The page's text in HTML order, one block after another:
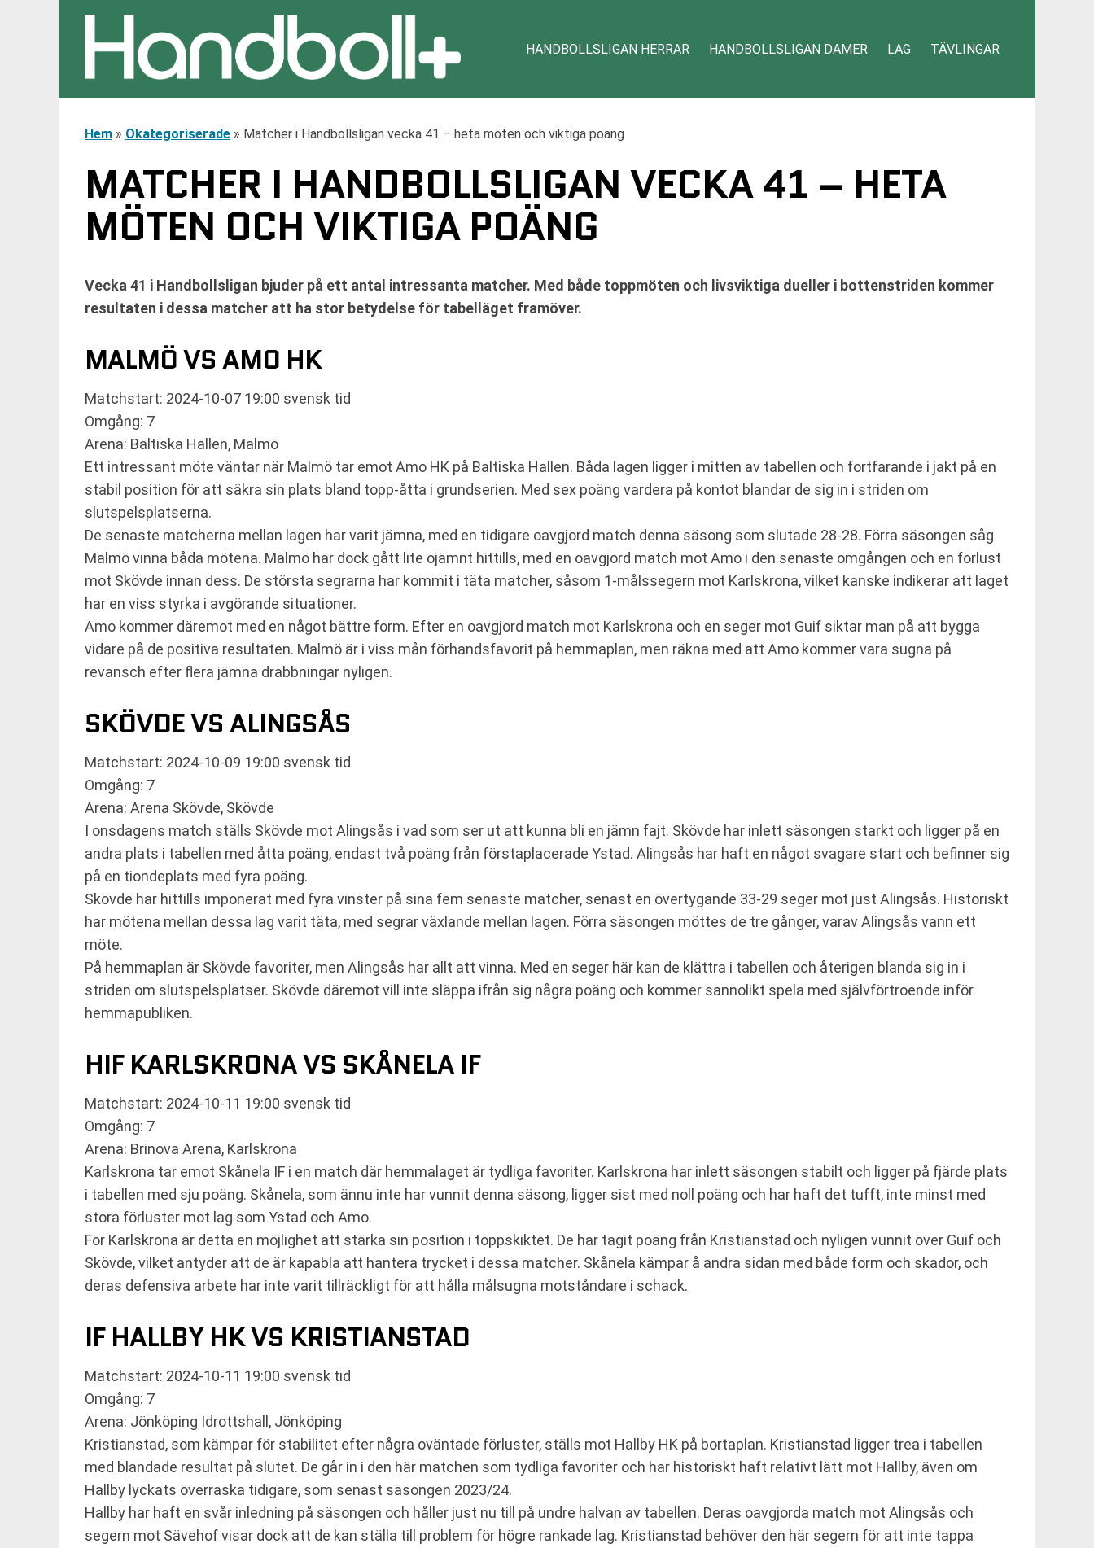
HANDBOLLSLIGAN HERRAR HANDBOLLSLIGAN DAMER LAG TÄVLINGAR
Hem » Okategoriserade » Matcher i Handbollsligan vecka 41 – heta möten och viktiga poäng
MATCHER I HANDBOLLSLIGAN VECKA 41 – HETA
MÖTEN OCH VIKTIGA POÄNG
Vecka 41 i Handbollsligan bjuder på ett antal intressanta matcher. Med både toppmöten och livsviktiga dueller i bottenstriden kommer
resultaten i dessa matcher att ha stor betydelse för tabelläget framöver.
MALMÖ VS AMO HK
Matchstart: 2024-10-07 19:00 svensk tid
Omgång: 7
Arena: Baltiska Hallen, Malmö
Ett intressant möte väntar när Malmö tar emot Amo HK på Baltiska Hallen. Båda lagen ligger i mitten av tabellen och fortfarande i jakt på en
stabil position för att säkra sin plats bland topp-åtta i grundserien. Med sex poäng vardera på kontot blandar de sig in i striden om
slutspelsplatserna.
De senaste matcherna mellan lagen har varit jämna, med en tidigare oavgjord match denna säsong som slutade 28-28. Förra säsongen såg
Malmö vinna båda mötena. Malmö har dock gått lite ojämnt hittills, med en oavgjord match mot Amo i den senaste omgången och en förlust
mot Skövde innan dess. De största segrarna har kommit i täta matcher, såsom 1-målssegern mot Karlskrona, vilket kanske indikerar att laget
har en viss styrka i avgörande situationer.
Amo kommer däremot med en något bättre form. Efter en oavgjord match mot Karlskrona och en seger mot Guif siktar man på att bygga
vidare på de positiva resultaten. Malmö är i viss mån förhandsfavorit på hemmaplan, men räkna med att Amo kommer vara sugna på
revansch efter flera jämna drabbningar nyligen.
SKÖVDE VS ALINGSÅS
Matchstart: 2024-10-09 19:00 svensk tid
Omgång: 7
Arena: Arena Skövde, Skövde
I onsdagens match ställs Skövde mot Alingsås i vad som ser ut att kunna bli en jämn fajt. Skövde har inlett säsongen starkt och ligger på en
andra plats i tabellen med åtta poäng, endast två poäng från förstaplacerade Ystad. Alingsås har haft en något svagare start och befinner sig
på en tiondeplats med fyra poäng.
Skövde har hittills imponerat med fyra vinster på sina fem senaste matcher, senast en övertygande 33-29 seger mot just Alingsås. Historiskt
har mötena mellan dessa lag varit täta, med segrar växlande mellan lagen. Förra säsongen möttes de tre gånger, varav Alingsås vann ett
möte.
På hemmaplan är Skövde favoriter, men Alingsås har allt att vinna. Med en seger här kan de klättra i tabellen och återigen blanda sig in i
striden om slutspelsplatser. Skövde däremot vill inte släppa ifrån sig några poäng och kommer sannolikt spela med självförtroende inför
hemmapubliken.
HIF KARLSKRONA VS SKÅNELA IF
Matchstart: 2024-10-11 19:00 svensk tid
Omgång: 7
Arena: Brinova Arena, Karlskrona
Karlskrona tar emot Skånela IF i en match där hemmalaget är tydliga favoriter. Karlskrona har inlett säsongen stabilt och ligger på fjärde plats
i tabellen med sju poäng. Skånela, som ännu inte har vunnit denna säsong, ligger sist med noll poäng och har haft det tufft, inte minst med
stora förluster mot lag som Ystad och Amo.
För Karlskrona är detta en möjlighet att stärka sin position i toppskiktet. De har tagit poäng från Kristianstad och nyligen vunnit över Guif och
Skövde, vilket antyder att de är kapabla att hantera trycket i dessa matcher. Skånela kämpar å andra sidan med både form och skador, och
deras defensiva arbete har inte varit tillräckligt för att hålla målsugna motståndare i schack.
IF HALLBY HK VS KRISTIANSTAD
Matchstart: 2024-10-11 19:00 svensk tid
Omgång: 7
Arena: Jönköping Idrottshall, Jönköping
Kristianstad, som kämpar för stabilitet efter några oväntade förluster, ställs mot Hallby HK på bortaplan. Kristianstad ligger trea i tabellen
med blandade resultat på slutet. De går in i den här matchen som tydliga favoriter och har historiskt haft relativt lätt mot Hallby, även om
Hallby lyckats överraska tidigare, som senast säsongen 2023/24.
Hallby har haft en svår inledning på säsongen och håller just nu till på undre halvan av tabellen. Deras oavgjorda match mot Alingsås och
segern mot Sävehof visar dock att de kan ställa till problem för högre rankade lag. Kristianstad behöver den här segern för att inte tappa